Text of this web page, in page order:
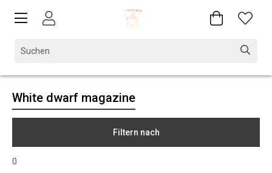
White dwarf magazine
Filtern nach
0